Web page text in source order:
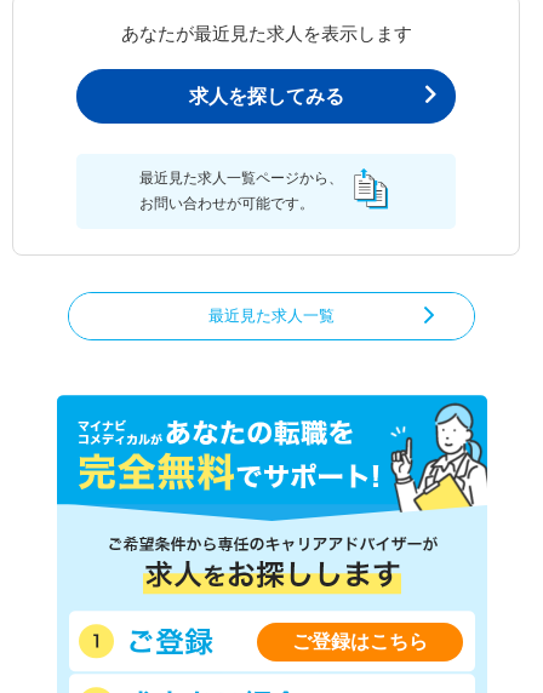
あなたが最近見た求人を表示します
求人を探してみる
最近見た求人一覧ページから、
お問い合わせが可能です。
最近見た求人一覧
ご登録はこちら